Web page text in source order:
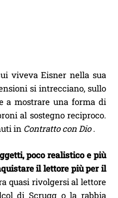
viveva Eisner nella sua
si intrecciano, sullo
a mostrare una forma di
al sostegno reciproco.
in Contratto con Dio.
poco realistico e più
il lettore più per il
quasi rivolgersi al lettore
di Scrugg o la rabbia